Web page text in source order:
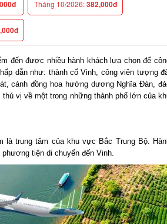
Tháng 10/2026:382,000đ
đến được nhiều hành khách lựa chọn để công
dẫn như: thành cổ Vinh, công viên tượng đài
cánh đồng hoa hướng dương Nghĩa Đàn, đảo
vị về một trong những thành phố lớn của khu
là trung tâm của khu vực Bắc Trung Bộ. Hành
tiện di chuyển đến Vinh.